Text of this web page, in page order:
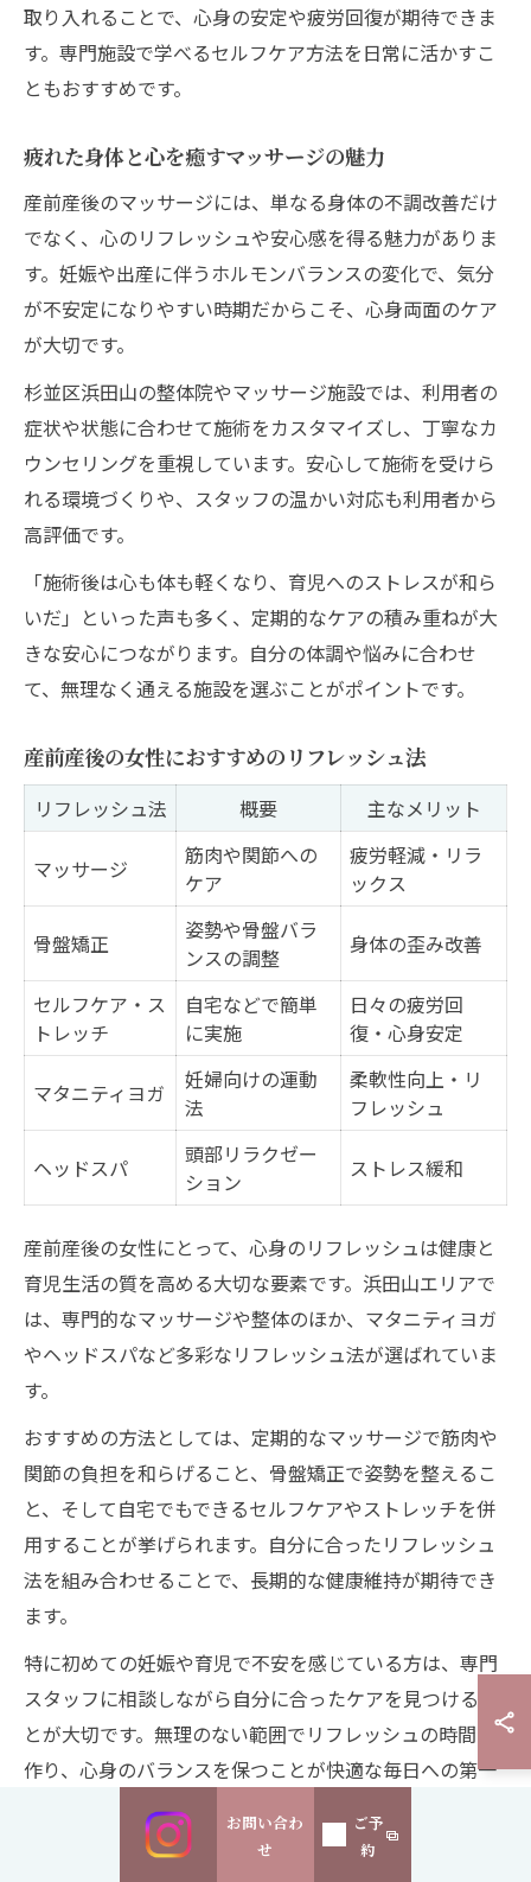
取り入れることで、心身の安定や疲労回復が期待できま
す。専門施設で学べるセルフケア方法を日常に活かすこ
ともおすすめです。
疲れた身体と心を癒すマッサージの魅力
産前産後のマッサージには、単なる身体の不調改善だけ
でなく、心のリフレッシュや安心感を得る魅力がありま
す。妊娠や出産に伴うホルモンバランスの変化で、気分
が不安定になりやすい時期だからこそ、心身両面のケア
が大切です。
杉並区浜田山の整体院やマッサージ施設では、利用者の
症状や状態に合わせて施術をカスタマイズし、丁寧なカ
ウンセリングを重視しています。安心して施術を受けら
れる環境づくりや、スタッフの温かい対応も利用者から
高評価です。
「施術後は心も体も軽くなり、育児へのストレスが和ら
いだ」といった声も多く、定期的なケアの積み重ねが大
きな安心につながります。自分の体調や悩みに合わせ
て、無理なく通える施設を選ぶことがポイントです。
産前産後の女性におすすめのリフレッシュ法
リフレッシュ法 概要 主なメリット
マッサージ
筋肉や関節への
ケア
疲労軽減・リラ
ックス
骨盤矯正
姿勢や骨盤バラ
ンスの調整
身体の歪み改善
セルフケア・ス
トレッチ
自宅などで簡単
に実施
日々の疲労回
復・心身安定
マタニティヨガ
妊婦向けの運動
法
柔軟性向上・リ
フレッシュ
ヘッドスパ
頭部リラクゼー
ション
ストレス緩和
産前産後の女性にとって、心身のリフレッシュは健康と
育児生活の質を高める大切な要素です。浜田山エリアで
は、専門的なマッサージや整体のほか、マタニティヨガ
やヘッドスパなど多彩なリフレッシュ法が選ばれていま
す。
おすすめの方法としては、定期的なマッサージで筋肉や
関節の負担を和らげること、骨盤矯正で姿勢を整えるこ
と、そして自宅でもできるセルフケアやストレッチを併
用することが挙げられます。自分に合ったリフレッシュ
法を組み合わせることで、長期的な健康維持が期待でき
ます。
特に初めての妊娠や育児で不安を感じている方は、専門
スタッフに相談しながら自分に合ったケアを見つけるこ
とが大切です。無理のない範囲でリフレッシュの時間を
作り、心身のバランスを保つことが快適な毎日への第一
お問い合わ
せ
ご予
約